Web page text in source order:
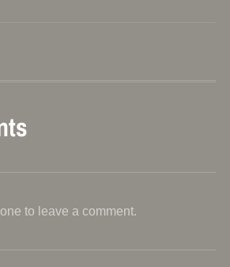
to leave a comment.